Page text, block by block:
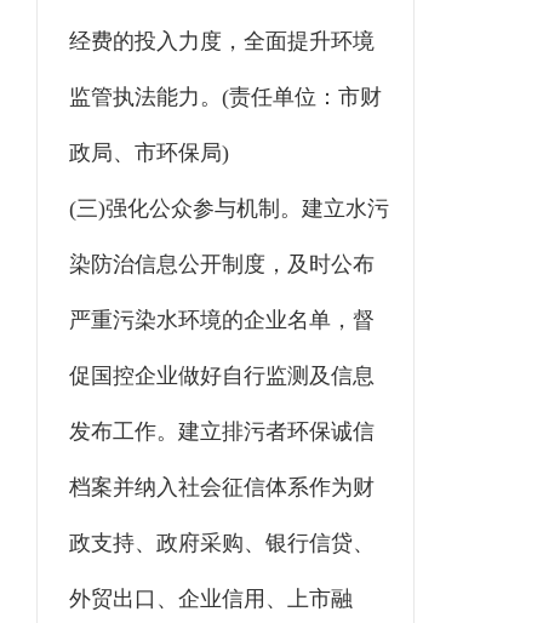
经费的投入力度，全面提升环境
监管执法能力。(责任单位：市财
政局、市环保局)
(三)强化公众参与机制。建立水污
染防治信息公开制度，及时公布
严重污染水环境的企业名单，督
促国控企业做好自行监测及信息
发布工作。建立排污者环保诚信
档案并纳入社会征信体系作为财
政支持、政府采购、银行信贷、
外贸出口、企业信用、上市融